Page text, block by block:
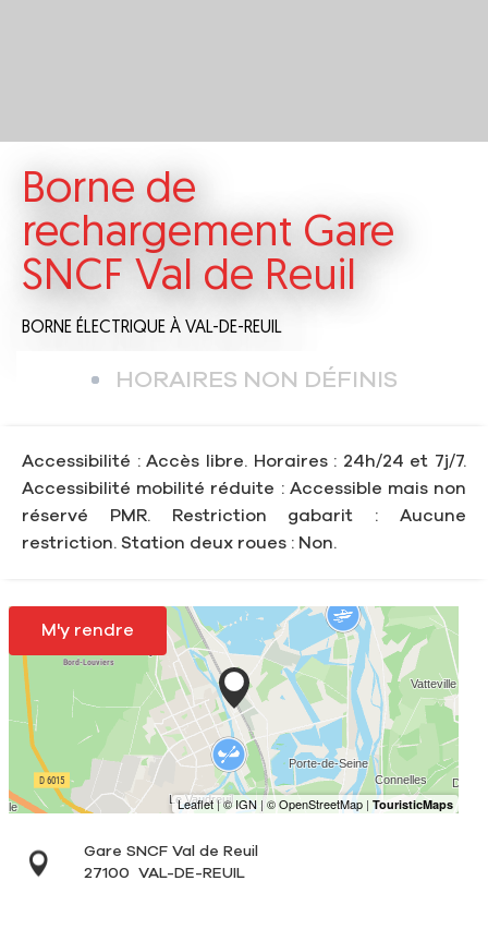
Borne de
rechargement Gare
SNCF Val de Reuil
BORNE ÉLECTRIQUE À VAL-DE-REUIL
HORAIRES NON DÉFINIS
Accessibilité : Accès libre. Horaires : 24h/24 et 7j/7.
Accessibilité mobilité réduite : Accessible mais non
réservé PMR. Restriction gabarit : Aucune
restriction. Station deux roues : Non.
M'y rendre
Gare SNCF Val de Reuil
27100
VAL-DE-REUIL